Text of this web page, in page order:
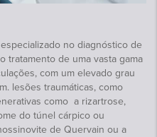
no diagnóstico de
tratamento de uma vasta gama
com um elevado grau
lesões traumáticas, como
como a rizartrose,
do túnel cárpico ou
de Quervain ou a